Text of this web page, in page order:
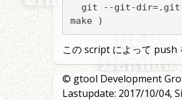
git --git-
make )
この script によって push
© gtool Development
Lastupdate: 2017/10/04,